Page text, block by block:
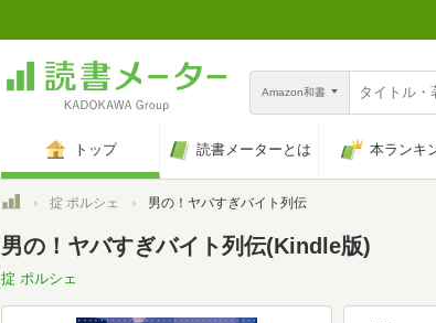
Amazon和書
トップ 読書メーターとは 本ランキ
トップ掟 ポルシェ 男の！ヤバすぎバイト列伝
男の！ヤバすぎバイト列伝(Kindle版)
掟 ポルシェ